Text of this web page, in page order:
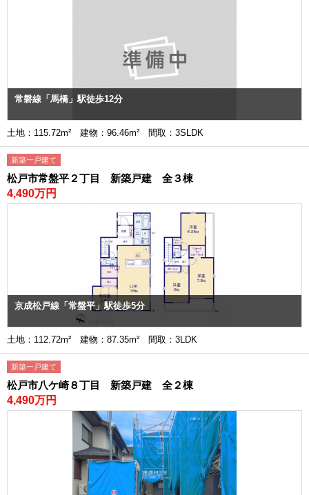
常磐線「馬橋」駅徒歩12分
土地：115.72m² 建物：96.46m² 間取：3SLDK
新築一戸建て
松戸市常盤平２丁目 新築戸建 全３棟
4,490万円
京成松戸線「常盤平」駅徒歩5分
土地：112.72m² 建物：87.35m² 間取：3LDK
新築一戸建て
松戸市八ケ崎８丁目 新築戸建 全２棟
4,490万円